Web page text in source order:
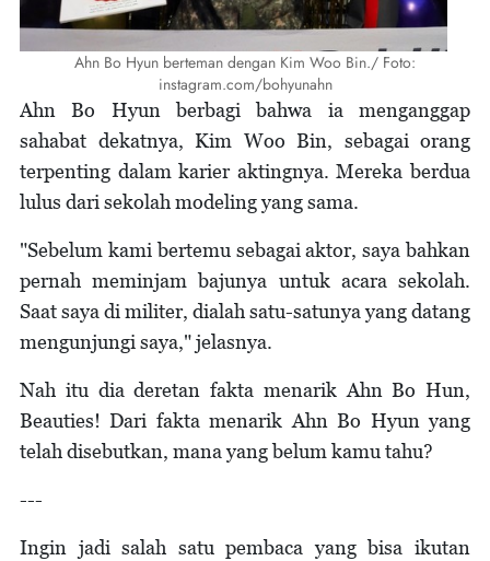
Ahn Bo Hyun berteman dengan Kim Woo Bin./ Foto:
instagram.com/bohyunahn
Ahn Bo Hyun berbagi bahwa ia menganggap
sahabat dekatnya, Kim Woo Bin, sebagai orang
terpenting dalam karier aktingnya. Mereka berdua
lulus dari sekolah modeling yang sama.
"Sebelum kami bertemu sebagai aktor, saya bahkan
pernah meminjam bajunya untuk acara sekolah.
Saat saya di militer, dialah satu-satunya yang datang
mengunjungi saya," jelasnya.
Nah itu dia deretan fakta menarik Ahn Bo Hun,
Beauties! Dari fakta menarik Ahn Bo Hyun yang
telah disebutkan, mana yang belum kamu tahu?
---
Ingin jadi salah satu pembaca yang bisa ikutan